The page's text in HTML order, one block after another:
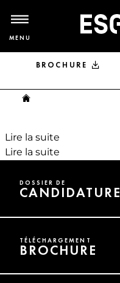
Lire la suite
Lire la suite
MENU
BROCHURE
Vous êtes ici
DOSSIER DE
CANDIDATURE
TÉLÉCHARGEMENT
BROCHURE